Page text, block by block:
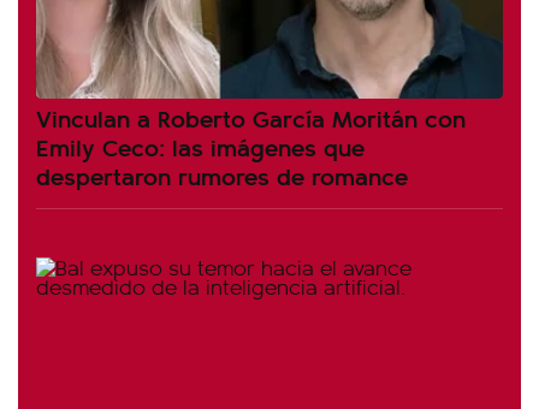
Vinculan a Roberto García Moritán con
Emily Ceco: las imágenes que
despertaron rumores de romance